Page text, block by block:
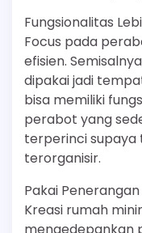
Fungsionalitas
Focus pada
efisien.
dipakai jadi
bisa memiliki
perabot yang
terperinci supaya
terorganisir.
Pakai
Kreasi rumah